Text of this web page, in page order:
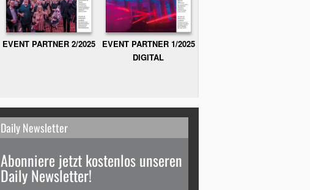
EVENT PARTNER 2/2025
EVENT PARTNER 1/2025
DIGITAL
Daily Newsletter
Abonniere jetzt kostenlos unseren
Daily Newsletter!